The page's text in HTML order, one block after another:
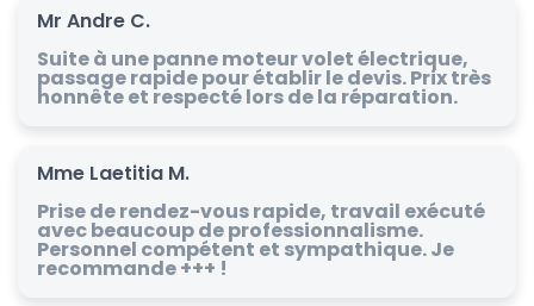
Mr Andre C.
Suite à une panne moteur volet électrique,
passage rapide pour établir le devis. Prix très
honnête et respecté lors de la réparation.
Mme Laetitia M.
Prise de rendez-vous rapide, travail exécuté
avec beaucoup de professionnalisme.
Personnel compétent et sympathique. Je
recommande +++ !